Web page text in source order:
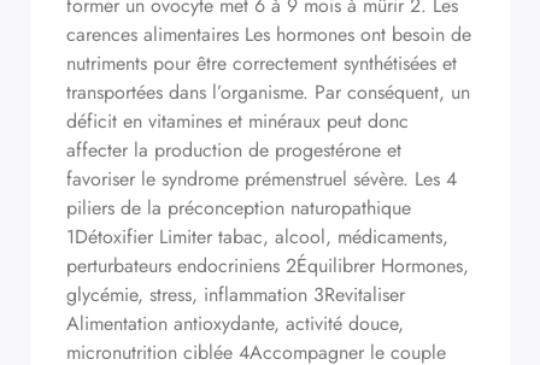
carences alimentaires Les hormones ont besoin de
nutriments pour être correctement synthétisées et
transportées dans l’organisme. Par conséquent, un
déficit en vitamines et minéraux peut donc
affecter la production de progestérone et
favoriser le syndrome prémenstruel sévère. Les 4
piliers de la préconception naturopathique
1Détoxifier Limiter tabac, alcool, médicaments,
perturbateurs endocriniens 2Équilibrer Hormones,
glycémie, stress, inflammation 3Revitaliser
Alimentation antioxydante, activité douce,
micronutrition ciblée 4Accompagner le couple